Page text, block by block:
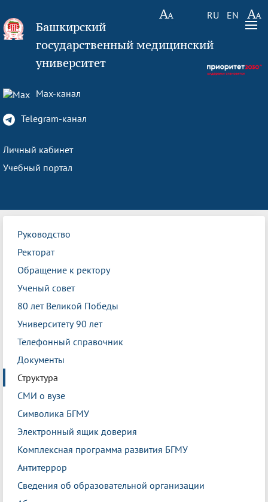
RU EN
Башкирский
государственный медицинский
университет
Max-канал
Telegram-канал
Личный кабинет
Учебный портал
Руководство
Ректорат
Обращение к ректору
Ученый совет
80 лет Великой Победы
Университету 90 лет
Телефонный справочник
Документы
Структура
СМИ о вузе
Символика БГМУ
Электронный ящик доверия
Комплексная программа развития БГМУ
Антитеррор
Сведения об образовательной организации